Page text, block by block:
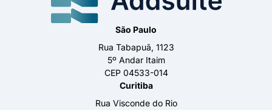
São Paulo
Rua Tabapuã, 1123
5º Andar Itaim
CEP 04533-014
Curitiba
Rua Visconde do Rio